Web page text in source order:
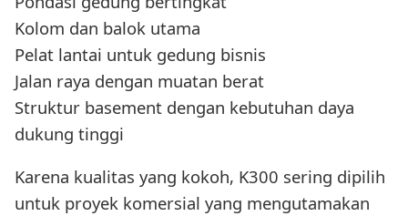
Kolom dan balok utama
Pelat lantai untuk gedung bisnis
Jalan raya dengan muatan berat
Struktur basement dengan kebutuhan daya
dukung tinggi
Karena kualitas yang kokoh, K300 sering dipilih
untuk proyek komersial yang mengutamakan